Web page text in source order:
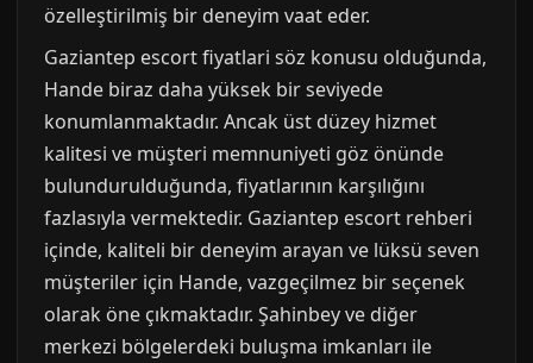
özelleştirilmiş bir deneyim vaat eder.
Gaziantep escort fiyatlari söz konusu olduğunda,
Hande biraz daha yüksek bir seviyede
konumlanmaktadır. Ancak üst düzey hizmet
kalitesi ve müşteri memnuniyeti göz önünde
bulundurulduğunda, fiyatlarının karşılığını
fazlasıyla vermektedir. Gaziantep escort rehberi
içinde, kaliteli bir deneyim arayan ve lüksü seven
müşteriler için Hande, vazgeçilmez bir seçenek
olarak öne çıkmaktadır. Şahinbey ve diğer
merkezi bölgelerdeki buluşma imkanları ile